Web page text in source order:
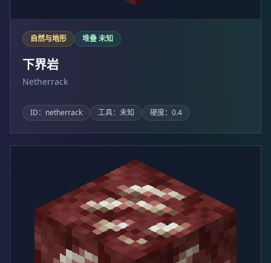
自然与地形 堆叠 未知
下界岩
Netherrack
ID：netherrack 工具：未知 硬度：0.4